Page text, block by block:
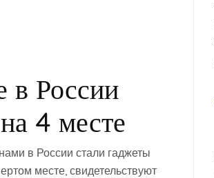
в России
4 месте
в России стали гаджеты
месте, свидетельствуют